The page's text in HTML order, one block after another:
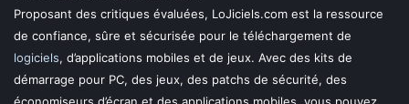
Proposant des critiques évaluées, LoJiciels.com est la ressource
de confiance, sûre et sécurisée pour le téléchargement de
logiciels, d’applications mobiles et de jeux. Avec des kits de
démarrage pour PC, des jeux, des patchs de sécurité, des
économiseurs d’écran et des applications mobiles, vous pouvez